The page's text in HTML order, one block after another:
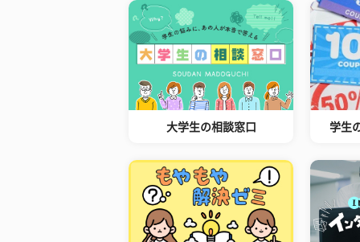
大学生の相談窓口 学生